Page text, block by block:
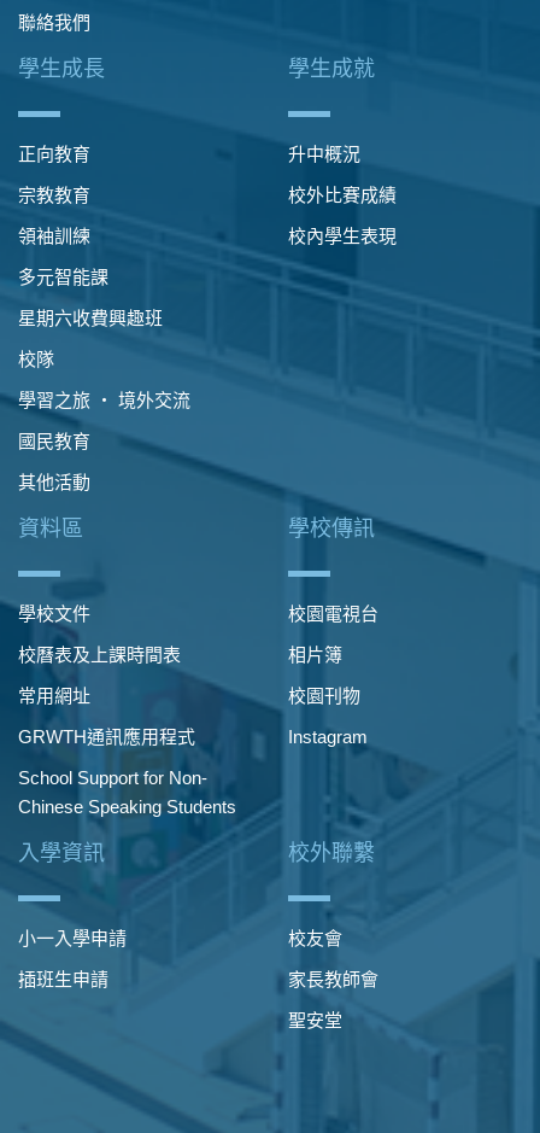
聯絡我們
學生成長
正向教育
宗教教育
領袖訓練
多元智能課
星期六收費興趣班
校隊
學習之旅 ‧ 境外交流
國民教育
其他活動
學生成就
升中概況
校外比賽成績
校內學生表現
資料區
學校文件
校曆表及上課時間表
常用網址
GRWTH通訊應用程式
School Support for Non-
Chinese Speaking Students
學校傳訊
校園電視台
相片簿
校園刊物
Instagram
入學資訊
小一入學申請
插班生申請
校外聯繫
校友會
家長教師會
聖安堂